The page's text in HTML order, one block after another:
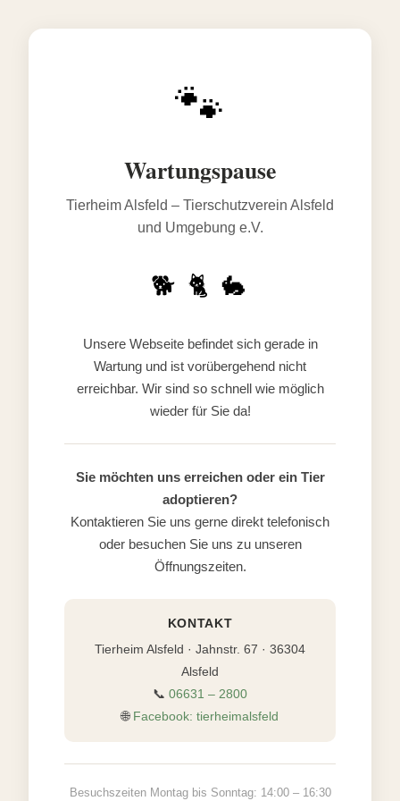
🐾
Wartungspause
Tierheim Alsfeld – Tierschutzverein Alsfeld
und Umgebung e.V.
🐕 🐈 🐇
Unsere Webseite befindet sich gerade in
Wartung und ist vorübergehend nicht
erreichbar. Wir sind so schnell wie möglich
wieder für Sie da!
Sie möchten uns erreichen oder ein Tier
adoptieren?
Kontaktieren Sie uns gerne direkt telefonisch
oder besuchen Sie uns zu unseren
Öffnungszeiten.
KONTAKT
Tierheim Alsfeld · Jahnstr. 67 · 36304
Alsfeld
📞 06631 – 2800
🌐 Facebook: tierheimalsfeld
Besuchszeiten Montag bis Sonntag: 14:00 – 16:30